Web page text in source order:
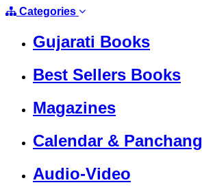
Categories
Gujarati Books
Best Sellers Books
Magazines
Calendar & Panchang
Audio-Video